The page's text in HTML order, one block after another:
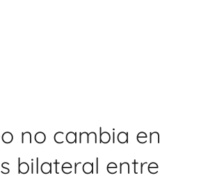
no cambia en
bilateral entre